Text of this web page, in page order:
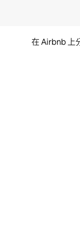
在 Airbnb 上